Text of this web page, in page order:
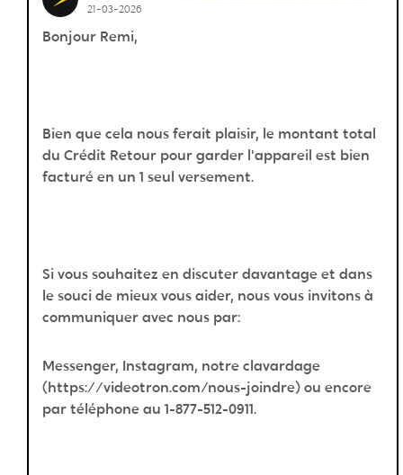
21-03-2026
Bonjour Remi,
Bien que cela nous ferait plaisir, le montant total
du Crédit Retour pour garder l'appareil est bien
facturé en un 1 seul versement.
Si vous souhaitez en discuter davantage et dans
le souci de mieux vous aider, nous vous invitons à
communiquer avec nous par:
Messenger, Instagram, notre clavardage
(https://videotron.com/nous-joindre) ou encore
par téléphone au 1-877-512-0911.